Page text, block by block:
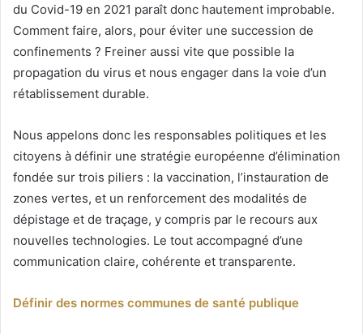
du Covid-19 en 2021 paraît donc hautement improbable.
Comment faire, alors, pour éviter une succession de
confinements ? Freiner aussi vite que possible la
propagation du virus et nous engager dans la voie d’un
rétablissement durable.
Nous appelons donc les responsables politiques et les
citoyens à définir une stratégie européenne d’élimination
fondée sur trois piliers : la vaccination, l’instauration de
zones vertes, et un renforcement des modalités de
dépistage et de traçage, y compris par le recours aux
nouvelles technologies. Le tout accompagné d’une
communication claire, cohérente et transparente.
Définir des normes communes de santé publique